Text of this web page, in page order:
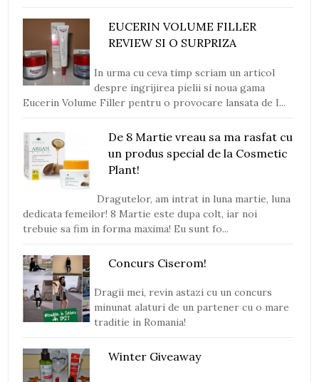
EUCERIN VOLUME FILLER
REVIEW SI O SURPRIZA
In urma cu ceva timp scriam un articol
despre ingrijirea pielii si noua gama
Eucerin Volume Filler pentru o provocare lansata de I...
De 8 Martie vreau sa ma rasfat cu
un produs special de la Cosmetic
Plant!
Dragutelor, am intrat in luna martie, luna
dedicata femeilor! 8 Martie este dupa colt, iar noi
trebuie sa fim in forma maxima! Eu sunt fo...
Concurs Ciserom!
Dragii mei, revin astazi cu un concurs
minunat alaturi de un partener cu o mare
traditie in Romania!
Winter Giveaway